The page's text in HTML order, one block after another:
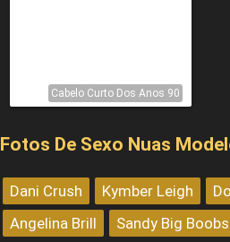
Cabelo Curto Dos Anos 90
Fotos De Sexo Nuas
Dani Crush Kymber Leigh
Angelina Brill
Sandy Big Boobs